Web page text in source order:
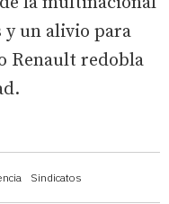
Sindicatos
y un alivio para
Renault redobla